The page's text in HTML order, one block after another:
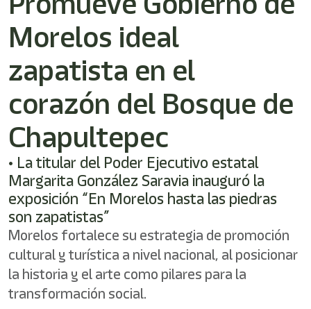
Este
acceso
directo
lector
de
pantalla
para
ayudarle
navegar
interactuar
contenido.
Morelos ideal
zapatista en el
corazón del Bosque de
Chapultepec
• La titular del Poder Ejecutivo estatal
Margarita González Saravia inauguró la
exposición “En Morelos hasta las piedras
son zapatistas”
Morelos fortalece su estrategia de promoción
cultural y turística a nivel nacional, al posicionar
la historia y el arte como pilares para la
transformación social.